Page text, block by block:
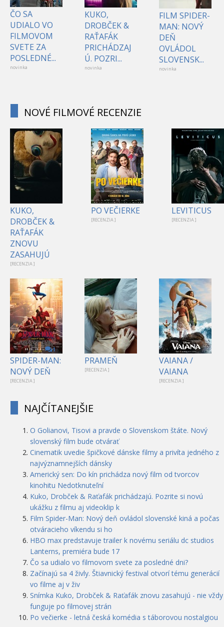
ČO SA
UDIALO VO
FILMOVOM
SVETE ZA
POSLEDNÉ...
novinka
KUKO,
DROBČEK &
RAŤAFÁK
PRICHÁDZAJ
Ú. POZRI...
novinka
FILM SPIDER-
MAN: NOVÝ
DEŇ
OVLÁDOL
SLOVENSK...
novinka
NOVÉ FILMOVÉ RECENZIE
KUKO,
DROBČEK &
RAŤAFÁK
ZNOVU
ZASAHUJÚ
[RECENZIA ]
PO VEČIERKE
[RECENZIA ]
LEVITICUS
[RECENZIA ]
1
SPIDER-MAN:
NOVÝ DEŇ
[RECENZIA ]
PRAMEŇ
[RECENZIA ]
VAIANA /
VAIANA
[RECENZIA ]
NAJČÍTANEJŠIE
O Golianovi, Tisovi a pravde o Slovenskom štáte. Nový
slovenský film bude otvárať
Cinematik uvedie špičkové dánske filmy a privíta jedného z
najvýznamnejších dánsky
Americký sen: Do kín prichádza nový film od tvorcov
kinohitu Nedotknuteľní
Kuko, Drobček & Raťafák prichádzajú. Pozrite si novú
ukážku z filmu aj videoklip k
Film Spider-Man: Nový deň ovládol slovenské kiná a počas
otváracieho víkendu si ho
HBO max predstavuje trailer k novému seriálu dc studios
Lanterns, premiéra bude 17
Čo sa udialo vo filmovom svete za posledné dni?
Začínajú sa 4 živly. Štiavnický festival otvorí tému generácií
vo filme aj v živ
Snímka Kuko, Drobček & Raťafák znovu zasahujú - nie vždy
funguje po filmovej strán
Po večierke - letná česká komédia s táborovou nostalgiou